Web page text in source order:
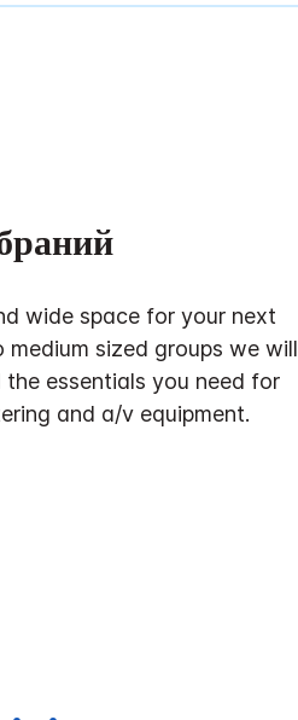
wide space for your next
sized groups we will
essentials you need for
and a/v equipment.